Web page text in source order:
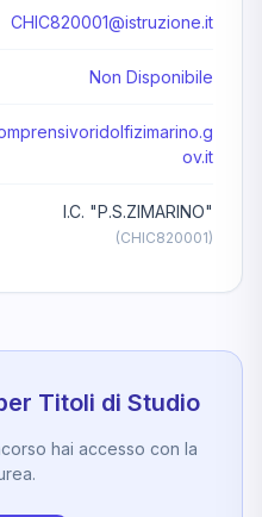
CHIC820001@istruzione.it
Non Disponibile
ov.it
I.C. "P.S.ZIMARINO"
(CHIC820001)
Titoli di Studio
hai accesso con la